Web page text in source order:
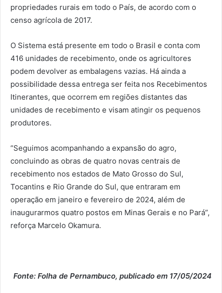
propriedades rurais em todo o País, de acordo com o
censo agrícola de 2017.
O Sistema está presente em todo o Brasil e conta com
416 unidades de recebimento, onde os agricultores
podem devolver as embalagens vazias. Há ainda a
possibilidade dessa entrega ser feita nos Recebimentos
Itinerantes, que ocorrem em regiões distantes das
unidades de recebimento e visam atingir os pequenos
produtores.
“Seguimos acompanhando a expansão do agro,
concluindo as obras de quatro novas centrais de
recebimento nos estados de Mato Grosso do Sul,
Tocantins e Rio Grande do Sul, que entraram em
operação em janeiro e fevereiro de 2024, além de
inaugurarmos quatro postos em Minas Gerais e no Pará”,
reforça Marcelo Okamura.
Fonte: Folha de Pernambuco, publicado em 17/05/2024